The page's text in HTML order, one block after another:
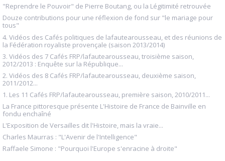
"Reprendre le Pouvoir" de Pierre Boutang, ou la Légitimité retrouvée
Douze contributions pour une réflexion de fond sur "le mariage pour
tous"
4. Vidéos des Cafés politiques de lafautearousseau, et des réunions de
la Fédération royaliste provençale (saison 2013/2014)
3. Vidéos des 7 Cafés FRP/lafautearousseau, troisième saison,
2012/2013 : Enquête sur la République...
2. Vidéos des 8 Cafés FRP/lafautearousseau, deuxième saison,
2011/2012...
1. Les 11 Cafés FRP/lafautearousseau, première saison, 2010/2011...
La France pittoresque présente L'Histoire de France de Bainville en
fondu enchaîné
L'Exposition de Versailles dit l'Histoire, mais la vraie...
Charles Maurras : "L'Avenir de l'Intelligence"
Raffaele Simone : "Pourquoi l'Europe s'enracine à droite"